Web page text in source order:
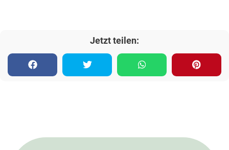
Jetzt teilen: